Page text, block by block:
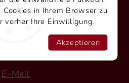
in Ihrem Browser zu
vorher Ihre Einwilligung.
Akzeptieren
Straße 39
Mosbach
9724-0
9724-40
E-Mail